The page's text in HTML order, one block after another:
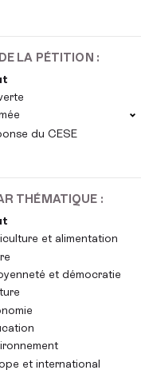
LA PÉTITION :
du CESE
THÉMATIQUE :
et alimentation
et démocratie
et international